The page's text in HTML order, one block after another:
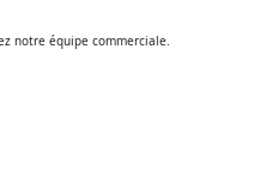
notre équipe commerciale.